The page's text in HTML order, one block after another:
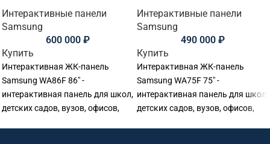
Интерактивные панели
Samsung
600 000 ₽
Купить
Интерактивная ЖК-панель
Samsung WA86F 86" -
интерактивная панель для школ,
детских садов, вузов, офисов,
Интерактивные панели
Samsung
490 000 ₽
Купить
Интерактивная ЖК-панель
Samsung WA75F 75" -
интерактивная панель для школ,
детских садов, вузов, офисов,